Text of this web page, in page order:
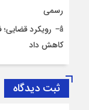
رسمی
رویکرد
کاهش داد
ثبت دیدگاه